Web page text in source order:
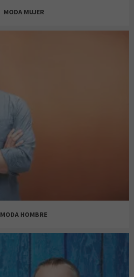
MODA MUJER
AREA ZERO
MODA HOMBRE